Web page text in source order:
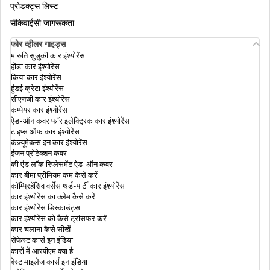
भारत के बाहर 15 सस्ते हनीमून डेस्टिनेशन
ट्रैवल इंश्योरेंस जो फ़ाइनेंशियल एमरजेंसी कैश देता है
प्रोडक्ट्स लिस्ट
सीकेवाईसी जागरूकता
फोर व्हीलर गाइड्स
मारुति सुजुकी कार इंश्योरेंस
होंडा कार इंश्योरेंस
किया कार इंश्योरेंस
हुंडई क्रेटा इंश्योरेंस
सीएनजी कार इंश्योरेंस
कम्पेयर कार इंश्योरेंस
ऐड-ऑन कवर फॉर इलेक्ट्रिक कार इंश्योरेंस
टाइप्स ऑफ कार इंश्योरेंस
कंज़्यूमेबल्स इन कार इंश्योरेंस
इंजन प्रोटेक्शन कवर
की एंड लॉक रिप्लेसमेंट ऐड-ऑन कवर
कार बीमा प्रीमियम कम कैसे करें
कॉम्प्रिहेंसिव वर्सेस थर्ड-पार्टी कार इंश्योरेंस
कार इंश्योरेंस का क्लेम कैसे करें
कार इंश्योरेंस डिस्काउंट्स
कार इंश्योरेंस को कैसे ट्रांसफर करें
कार चलाना कैसे सीखें
सेफेस्ट कार्स इन इंडिया
कारों में आरपीएम क्या है
बेस्ट माइलेज कार्स इन इंडिया